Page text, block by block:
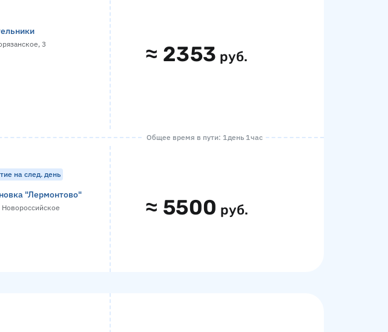
3 ≈ 2353 руб.
Общее время в пути: 1 день 1 час
на след. день
"Лермонтово"
≈ 5500 руб.